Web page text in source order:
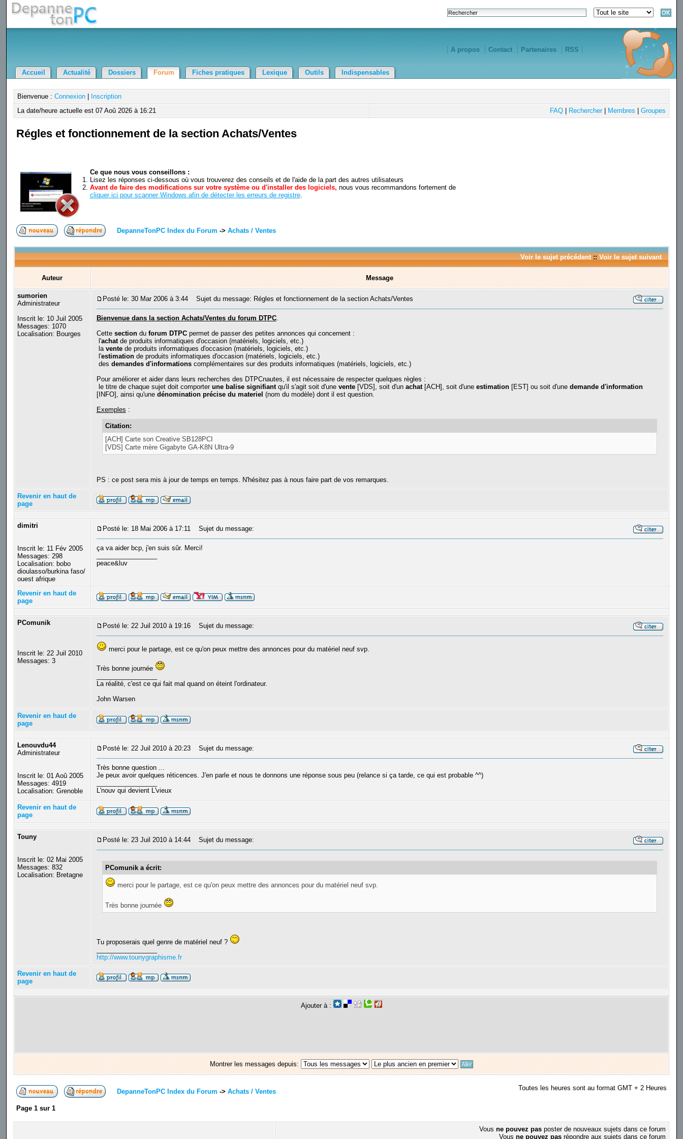
A propos Contact Partenaires RSS
Accueil Actualité Dossiers Forum Fiches pratiques Lexique Outils Indispensables
Bienvenue : Connexion|
Inscription
La date/heure actuelle est 07 Aoû 2026 à 16:21
FAQ| Rechercher| Membres Groupes
Régles et fonctionnement de la section Achats/Ventes
Ce que nous vous conseillons :
Lisez les réponses ci-dessous où vous trouverez des conseils et de l'aide de la part des autres utilisateurs
Avant de faire des modifications sur votre système ou d'installer des logiciels, nous vous recommandons fortement de
cliquer ici pour scanner Windows afin de détecter les erreurs de registre.
DepanneTonPC Index du Forum -> Achats / Ventes
Voir le sujet précédent:: Voir le sujet suivant
Auteur Message
sumorien
Administrateur
Inscrit le: 10 Juil 2005
Messages: 1070
Localisation: Bourges
Posté le: 30 Mar 2006 à 3:44 Sujet du message: Régles et fonctionnement de la section Achats/Ventes
Bienvenue dans la section Achats/Ventes du forum DTPC.
Cette sectiondu forum DTPCpermet de passer des petites annonces qui concernent :
l'achatde produits informatiques d'occasion (matériels, logiciels, etc.)
la ventede produits informatiques d'occasion (matériels, logiciels, etc.)
l'estimationde produits informatiques d'occasion (matériels, logiciels, etc.)
des demandes d'informationscomplémentaires sur des produits informatiques (matériels, logiciels, etc.)
Pour améliorer et aider dans leurs recherches des DTPCnautes, il est nécessaire de respecter quelques règles :
le titre de chaque sujet doit comporter une balise signifiantqu'il s'agit soit d'une vente[VDS], soit d'un achat[ACH], soit d'une estimation[EST] ou soit d'une demande d'information
[INFO], ainsi qu'une dénomination précise du materiel (nom du modèle) dont il est question.
Exemples :
Citation:
[ACH] Carte son Creative SB128PCI
[VDS] Carte mère Gigabyte GA-K8N Ultra-9
PS : ce post sera mis à jour de temps en temps. N'hésitez pas à nous faire part de vos remarques.
Revenir en haut de
page
dimitri
Inscrit le: 11 Fév 2005
Messages: 298
Localisation: bobo
dioulasso/burkina faso/
ouest afrique
Posté le: 18 Mai 2006 à 17:11 Sujet du message:
ça va aider bcp, j'en suis sûr. Merci!
peace&luv
Revenir en haut de
page
PComunik
Inscrit le: 22 Juil 2010
Messages: 3
Posté le: 22 Juil 2010 à 19:16 Sujet du message:
merci pour le partage, est ce qu'on peux mettre des annonces pour du matériel neuf svp.
Très bonne journée
La réalité, c'est ce qui fait mal quand on éteint l'ordinateur.
John Warsen
Revenir en haut de
page
Lenouvdu44
Administrateur
Inscrit le: 01 Aoû 2005
Messages: 4919
Localisation: Grenoble
Posté le: 22 Juil 2010 à 20:23 Sujet du message:
Très bonne question ...
Je peux avoir quelques réticences. J'en parle et nous te donnons une réponse sous peu (relance si ça tarde, ce qui est probable ^^)
L'nouv qui devient L'vieux
Revenir en haut de
page
Touny
Inscrit le: 02 Mai 2005
Messages: 832
Localisation: Bretagne
Posté le: 23 Juil 2010 à 14:44 Sujet du message:
PComunik a écrit:
merci pour le partage, est ce qu'on peux mettre des annonces pour du matériel neuf svp.
Très bonne journée
Tu proposerais quel genre de matériel neuf ?
http://www.tounygraphisme.fr
Revenir en haut de
page
Ajouter à :
Montrer les messages depuis:
DepanneTonPC Index du Forum -> Achats / Ventes Toutes les heures sont au format GMT + 2 Heures
Page 1sur 1
Vous ne pouvez pasposter de nouveaux sujets dans ce forum
Vous ne pouvez pasrépondre aux sujets dans ce forum